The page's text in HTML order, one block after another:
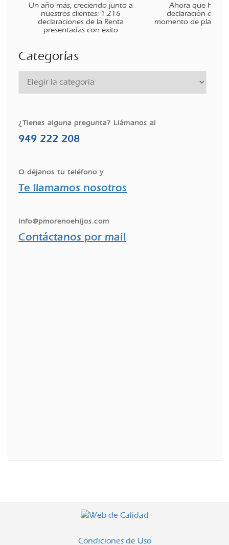
Un año más, creciendo junto a
nuestros clientes: 1.216
declaraciones de la Renta
presentadas con éxito
Ahora que ha
declaración de la
momento de
Categorías
¿Tienes alguna pregunta? Llámanos al
949 222 208
O déjanos tu teléfono y
Te llamamos nosotros
info@pmorenoehijos.com
Contáctanos por mail
Condiciones de Uso